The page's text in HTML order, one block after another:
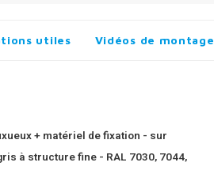
utiles Vidéos de montage
+ matériel de fixation - sur
à structure fine - RAL 7030, 7044,